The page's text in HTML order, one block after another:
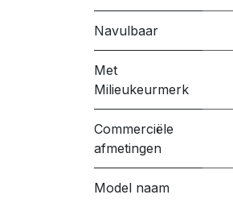
Navulbaar
Met
Milieukeurmerk
Commerciële
afmetingen
Model naam